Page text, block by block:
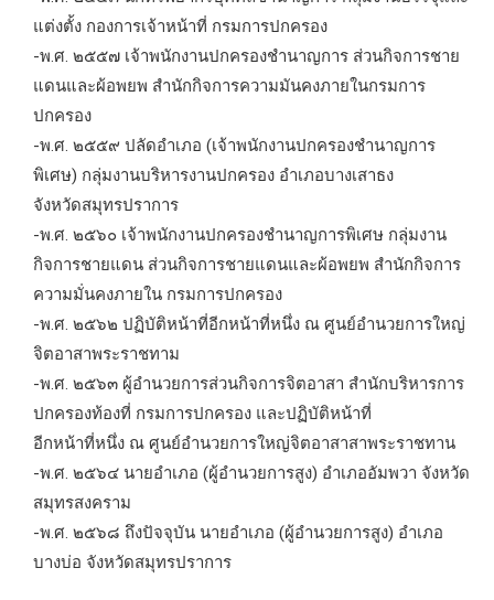
แต่งตั้ง กองการเจ้าหน้าที่ กรมการปกครอง
-พ.ศ. ๒๕๕๗ เจ้าพนักงานปกครองชำนาญการ ส่วนกิจการชาย
แดนและผ้อพยพ สำนักกิจการความมันคงภายในกรมการ
ปกครอง
-พ.ศ. ๒๕๕๙ ปลัดอำเภอ (เจ้าพนักงานปกครองชำนาญการ
พิเศษ) กลุ่มงานบริหารงานปกครอง อำเภอบางเสาธง
จังหวัดสมุทรปราการ
-พ.ศ. ๒๕๖๐ เจ้าพนักงานปกครองชำนาญการพิเศษ กลุ่มงาน
กิจการชายแดน ส่วนกิจการชายแดนและผ้อพยพ สำนักกิจการ
ความมั่นคงภายใน กรมการปกครอง
-พ.ศ. ๒๕๖๒ ปฏิบัติหน้าที่อีกหน้าที่หนึ่ง ณ ศูนย์อำนวยการใหญ่
จิตอาสาพระราชทาม
-พ.ศ. ๒๕๖๓ ผู้อำนวยการส่วนกิจการจิตอาสา สำนักบริหารการ
ปกครองท้องที่ กรมการปกครอง และปฏิบัติหน้าที่
อีกหน้าที่หนึ่ง ณ ศูนย์อำนวยการใหญ่จิตอาสาสาพระราชทาน
-พ.ศ. ๒๕๖๔ นายอำเภอ (ผู้อำนวยการสูง) อำเภออัมพวา จังหวัด
สมุทรสงคราม
-พ.ศ. ๒๕๖๘ ถึงปัจจุบัน นายอำเภอ (ผู้อำนวยการสูง) อำเภอ
บางบ่อ จังหวัดสมุทรปราการ